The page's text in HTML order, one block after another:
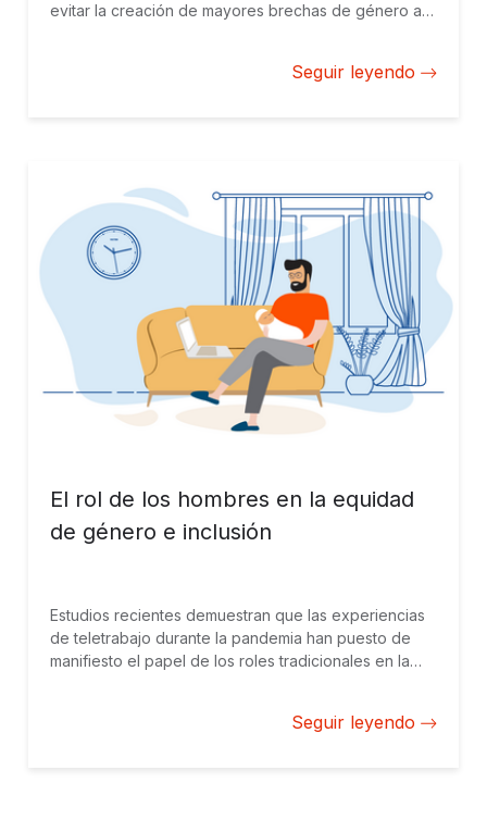
evitar la creación de mayores brechas de género a
Seguir leyendo
El rol de los hombres en la equidad
de género e inclusión
Estudios recientes demuestran que las experiencias
de teletrabajo durante la pandemia han puesto de
manifiesto el papel de los roles tradicionales en la
Seguir leyendo